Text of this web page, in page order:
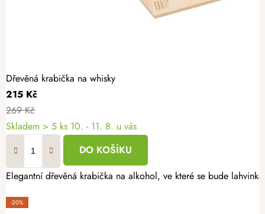
Dřevěná krabička na whisky
215 Kč
269 Kč
Skladem > 5 ks 10. - 11. 8. u vás
DO KOŠÍKU
Elegantní dřevěná krabička na alkohol, ve které se bude
-20%